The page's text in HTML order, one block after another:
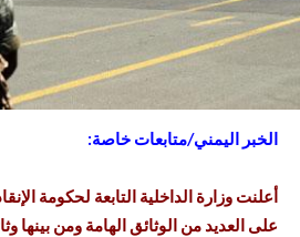
الخبر اليمني/متابعات خاصة:
أعلنت وزارة الداخلية التابعة لحكومة
على العديد من الوثائق الهامة ومن